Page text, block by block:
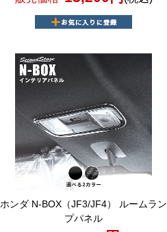
ホンダ N-BOX（JF3/JF4） ルームラン
プパネル